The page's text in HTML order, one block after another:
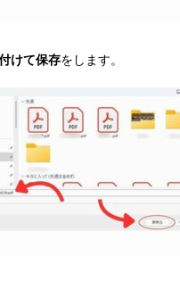
けて保存をします。